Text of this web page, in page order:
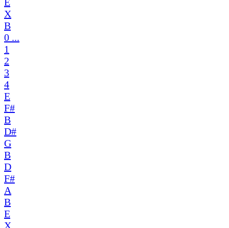
X
B
0 ...
1
2
3
4
E
F#
B
D#
G
B
D
F#
A
B
E
X